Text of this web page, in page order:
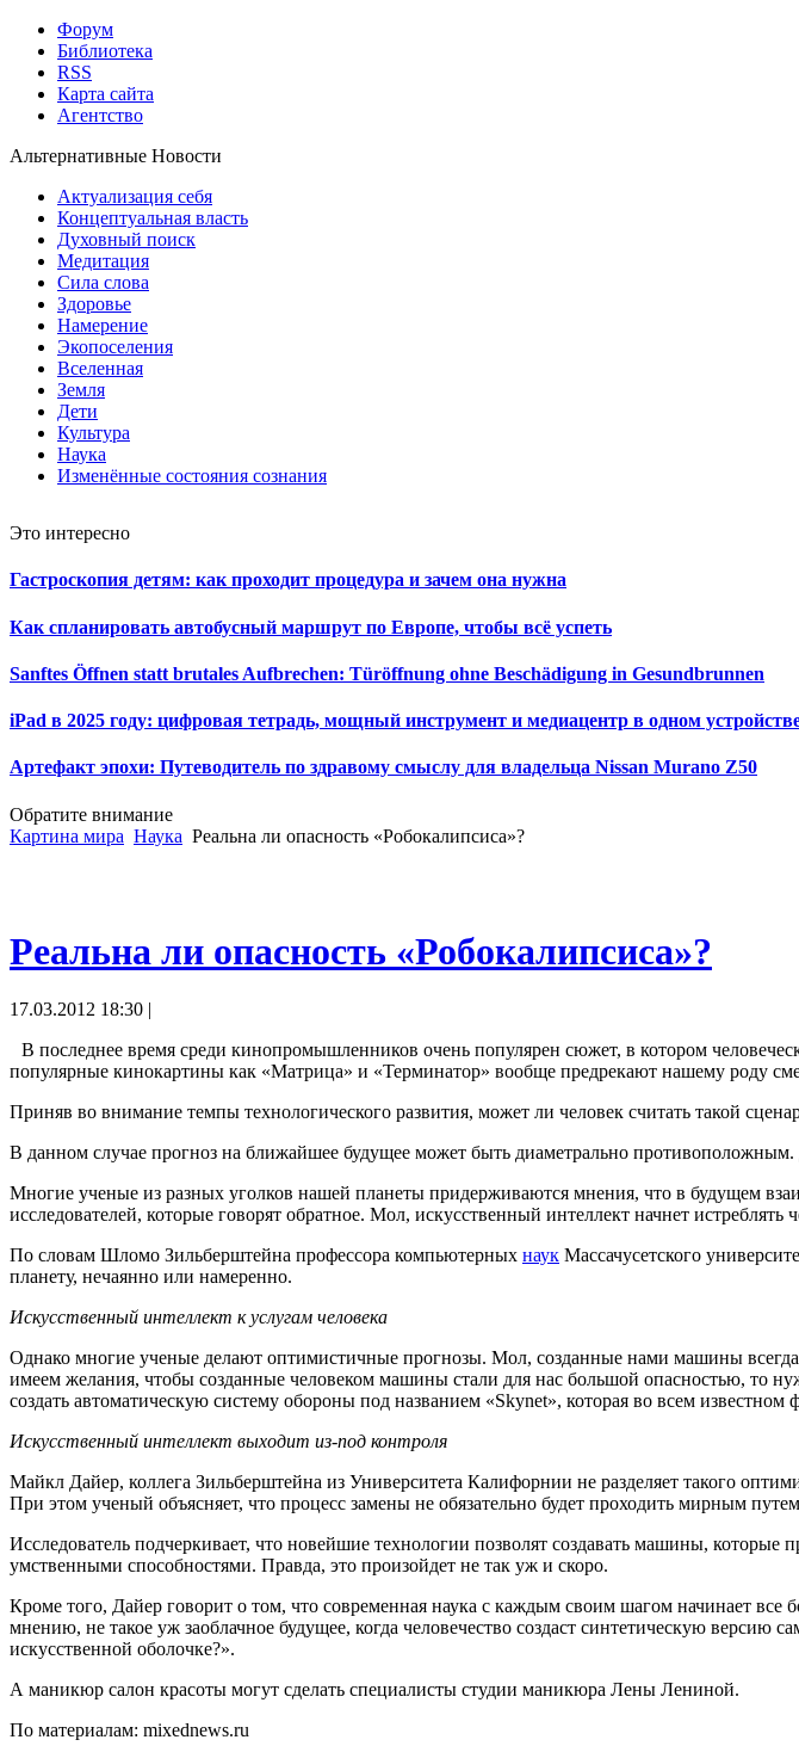
Форум
Библиотека
RSS
Карта сайта
Агентство
Альтернативные Новости
Актуализация себя
Концептуальная власть
Духовный поиск
Медитация
Сила слова
Здоровье
Намерение
Экопоселения
Вселенная
Земля
Дети
Культура
Наука
Изменённые состояния сознания
Это интересно
Гастроскопия детям: как проходит процедура и зачем она нужна
Как спланировать автобусный маршрут по Европе, чтобы всё успеть
Sanftes Öffnen statt brutales Aufbrechen: Türöffnung ohne Beschädigung in Gesundbrunnen
iPad в 2025 году: цифровая тетрадь, мощный инструмент и медиацентр в одном
Артефакт эпохи: Путеводитель по здравому смыслу для владельца Nissan Murano Z50
Обратите внимание
Картина мира Наука Реальна ли опасность «Робокалипсиса»?
Реальна ли опасность «Робокалипсиса»?
17.03.2012 18:30 |
В последнее время среди кинопромышленников очень популярен сюжет, в котором
популярные кинокартины как «Матрица» и «Терминатор» вообще предрекают нашему роду
Приняв во внимание темпы технологического развития, может ли человек считать такой
В данном случае прогноз на ближайшее будущее может быть диаметрально
Многие ученые из разных уголков нашей планеты придерживаются мнения, что в будущем
исследователей, которые говорят обратное. Мол, искусственный интеллект начнет
По словам Шломо Зильберштейна профессора компьютерных наук Массачусетского
планету, нечаянно или намеренно.
Искусственный интеллект к услугам человека
Однако многие ученые делают оптимистичные прогнозы. Мол, созданные нами машины
имеем желания, чтобы созданные человеком машины стали для нас большой опасностью, то
создать автоматическую систему обороны под названием «Skynet», которая во всем
Искусственный интеллект выходит из-под контроля
Майкл Дайер, коллега Зильберштейна из Университета Калифорнии не разделяет такого
При этом ученый объясняет, что процесс замены не обязательно будет проходить мирным
Исследователь подчеркивает, что новейшие технологии позволят создавать машины,
умственными способностями. Правда, это произойдет не так уж и скоро.
Кроме того, Дайер говорит о том, что современная наука с каждым своим шагом начинает все
мнению, не такое уж заоблачное будущее, когда человечество создаст синтетическую версию
искусственной оболочке?».
А маникюр салон красоты могут сделать специалисты студии маникюра Лены Лениной.
По материалам: mixednews.ru